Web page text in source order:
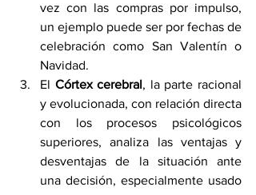
vez con las compras por impulso,
un ejemplo puede ser por fechas de
celebración como San Valentín o
Navidad.
El Córtex cerebral, la parte racional
y evolucionada, con relación directa
con los procesos psicológicos
superiores, analiza las ventajas y
desventajas de la situación ante
una decisión, especialmente usado